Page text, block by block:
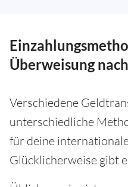
Überweisung
Verschiedene
unterschiedliche
für deine
Glücklicherweise gibt